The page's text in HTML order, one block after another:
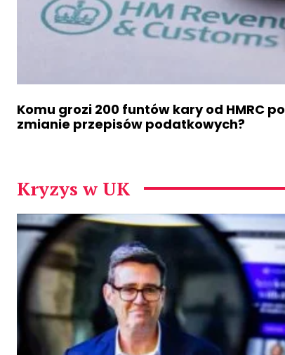
Komu grozi 200 funtów kary od HMRC po
zmianie przepisów podatkowych?
Kryzys w UK